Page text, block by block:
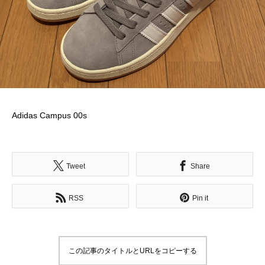
Adidas Campus 00s
Tweet Share
RSS Pin it
この記事のタイトルとURLをコピーする